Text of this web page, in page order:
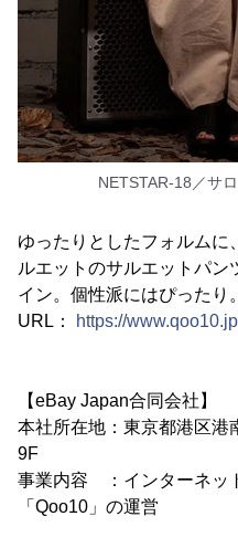
NETSTAR-18／サ
ゆったりとしたフォルムに
ルエットのサルエットパ
イン。個性派にはぴったり。
URL：
https://
【eBay Japan合同会社】
本社所在地：東京都港区港
9F
事業内容 ：インターネッ
「Qoo10」の運営